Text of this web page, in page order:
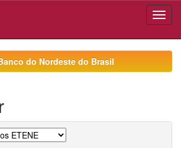
do Nordeste do Brasil